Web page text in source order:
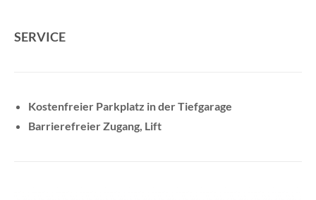
SERVICE
Kostenfreier Parkplatz in der Tiefgarage
Barrierefreier Zugang, Lift